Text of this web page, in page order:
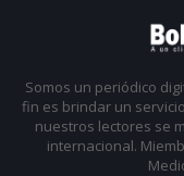
Somos un periódico
fin es brindar un
nuestros lectores se
internacional.